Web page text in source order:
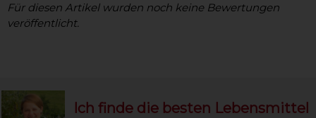
Für diesen Artikel wurden noch keine Bewertungen
veröffentlicht.
Ich finde die besten Lebensmittel